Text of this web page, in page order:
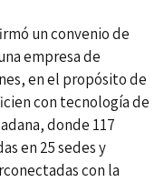
un convenio de
empresa de
en el propósito de
con tecnología de
donde 117
en 25 sedes y
con la